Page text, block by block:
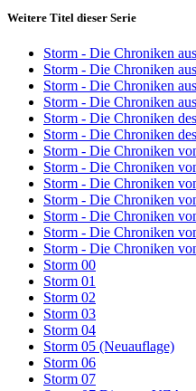
Weitere Titel dieser Serie
Storm - Die Chroniken
Storm - Die Chroniken
Storm - Die Chroniken
Storm - Die Chroniken
Storm - Die Chroniken
Storm - Die Chroniken
Storm - Die Chroniken
Storm - Die Chroniken
Storm - Die Chroniken
Storm - Die Chroniken
Storm - Die Chroniken
Storm - Die Chroniken
Storm - Die Chroniken
Storm 00
Storm 01
Storm 02
Storm 03
Storm 04
Storm 05 (Neuauflage)
Storm 06
Storm 07